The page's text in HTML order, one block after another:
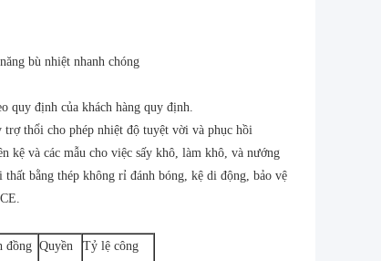
bù nhiệt nhanh chóng
quy định của khách hàng quy định.
thổi cho phép nhiệt độ tuyệt vời và phục hồi
kệ và các mẫu cho việc sấy khô, làm khô, và nướng
bằng thép không rỉ đánh bóng, kệ di động, bảo vệ
đồng Quyền
Tỷ lệ công